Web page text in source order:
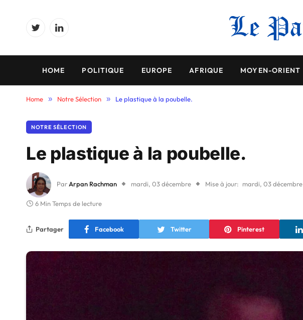
TwitterLinkedIn
HOME POLITIQUE EUROPE AFRIQUE MOYEN-ORIENT
Home » Notre Sélection » Le plastique à la poubelle.
NOTRE SÉLECTION
Le plastique à la poubelle.
Par Arpan Rachman mardi, 03 décembre Mise à jour: mardi, 03 décembre
6 Min Temps de lecture
Partager Facebook Twitter Pinterest